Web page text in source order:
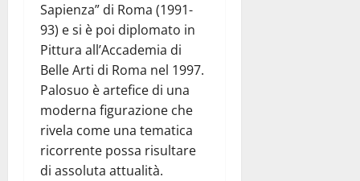
Sapienza” di Roma (1991-
93) e si è poi diplomato in
Pittura all’Accademia di
Belle Arti di Roma nel 1997.
Palosuo è artefice di una
moderna figurazione che
rivela come una tematica
ricorrente possa risultare
di assoluta attualità.